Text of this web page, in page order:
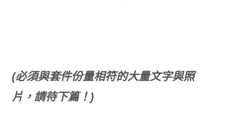
(必須與套件份量相符的大量文字與照
片，請待下篇！)